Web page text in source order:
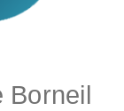
Borneil